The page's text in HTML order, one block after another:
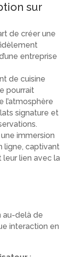
sur
de créer une
entreprise
de cuisine
pourrait
l’atmosphère
signature et
immersion
ligne, captivant
lien avec la
au-delà de
interaction en